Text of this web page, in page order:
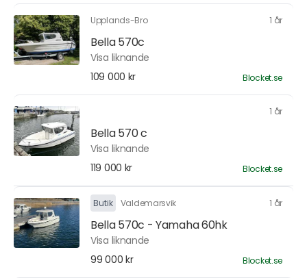
Upplands-Bro 1 år
Bella 570c
Visa liknande
109 000 kr
Blocket.se
1 år
Bella 570 c
Visa liknande
119 000 kr
Blocket.se
Butik Valdemarsvik 1 år
Bella 570c - Yamaha 60hk
Visa liknande
99 000 kr
Blocket.se